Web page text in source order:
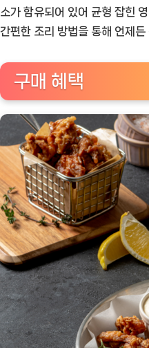
소가 함유되어 있어 균형 잡힌
간편한 조리 방법을 통해 언제
구매 혜택